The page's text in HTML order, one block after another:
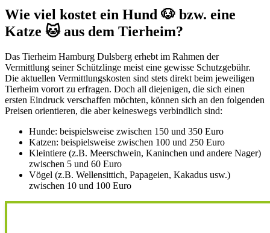
Wie viel kostet ein Hund 🐶 bzw. eine
Katze 🐱 aus dem Tierheim?
Das Tierheim Hamburg Dulsberg erhebt im Rahmen der
Vermittlung seiner Schützlinge meist eine gewisse Schutzgebühr.
Die aktuellen Vermittlungskosten sind stets direkt beim jeweiligen
Tierheim vorort zu erfragen. Doch all diejenigen, die sich einen
ersten Eindruck verschaffen möchten, können sich an den folgenden
Preisen orientieren, die aber keineswegs verbindlich sind:
Hunde: beispielsweise zwischen 150 und 350 Euro
Katzen: beispielsweise zwischen 100 und 250 Euro
Kleintiere (z.B. Meerschwein, Kaninchen und andere Nager)
zwischen 5 und 60 Euro
Vögel (z.B. Wellensittich, Papageien, Kakadus usw.)
zwischen 10 und 100 Euro